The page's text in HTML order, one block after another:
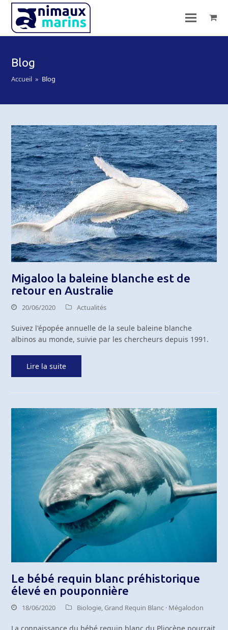
Blog
Accueil » Blog
Migaloo la baleine blanche est de
retour en Australie
20/06/2020 Actualités
Suivez l'épopée annuelle de la seule baleine blanche
albinos au monde, suivie par les chercheurs depuis 1991.
Lire la suite
Le bébé requin blanc préhistorique
élevé en pouponnière
18/06/2020 Biologie ,Grand Requin Blanc · Mégalodon
La connaissance du bébé requin blanc du Pliocène pourrait